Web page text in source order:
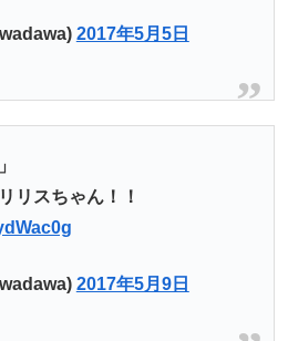
2017年5月5日
リスちゃん！！
2017年5月9日